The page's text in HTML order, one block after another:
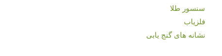
سنسور طلا
فلزیاب
نشانه های گنج یابی